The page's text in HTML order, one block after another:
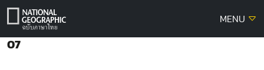
Skip
MENU
07